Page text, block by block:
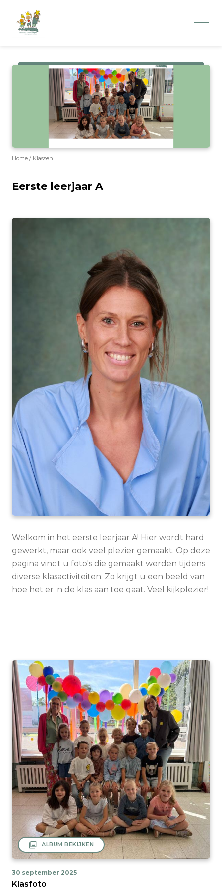
Home Klassen
Eerste leerjaar A
Welkom in het eerste leerjaar A! Hier wordt hard
gewerkt, maar ook veel plezier gemaakt. Op deze
pagina vindt u foto's die gemaakt werden tijdens
diverse klasactiviteiten. Zo krijgt u een beeld van
hoe het er in de klas aan toe gaat. Veel kijkplezier!
filter ALBUM BEKIJKEN
30 september 2025
Klasfoto